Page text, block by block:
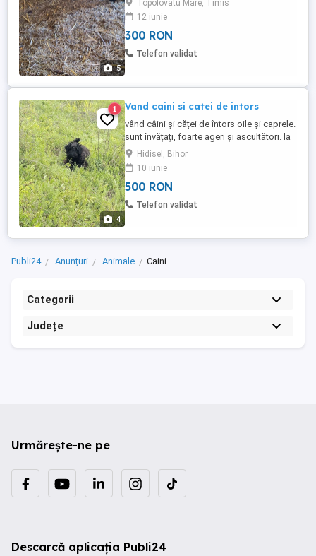
5
Topolovatu Mare, Timis
12 iunie
300 RON
Telefon validat
4
1 Vand caini si catei de intors
vând câini și căței de întors oile și caprele.
sunt învățați, foarte ageri și ascultători. la
câine prețul este 1000 RON, rasă pură
pully, iar la căței 500 RON. la fața locului se
poate vedea și părinții.
Hidisel, Bihor
10 iunie
500 RON
Telefon validat
Publi24 Anunțuri Animale Caini
Categorii
Județe
Urmărește-ne pe
Descarcă aplicația Publi24